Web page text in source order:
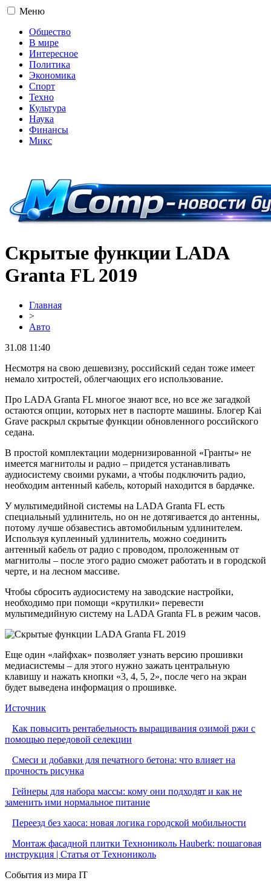
Меню
Общество
В мире
Интересное
Политика
Экономика
Спорт
Техно
Культура
Наука
Финансы
Микс
Скрытые функции LADA
Granta FL 2019
Главная
>
Авто
31.08 11:40
Несмотря на свою дешевизну, российский седан тоже имеет
немало хитростей, облегчающих его использование.
Про LADA Granta FL многое знают все, но все же загадкой
остаются опции, которых нет в паспорте машины. Блогер Kai
Grave раскрыл скрытые функции обновленного российского
седана.
В простой комплектации модернизированной «Гранты» не
имеется магнитолы и радио – придется устанавливать
аудиосистему своими руками, а чтобы подключить радио,
необходим антенный кабель, который находится в бардачке.
У мультимедийной системы на LADA Granta FL есть
специальный удлинитель, но он не дотягивается до антенны,
потому лучше обзавестись автомобильным удлинителем.
Используя купленный удлинитель, можно соединить
антенный кабель от радио с проводом, проложенным от
магнитолы – после этого радио сможет работать и в городской
черте, и на лесном массиве.
Чтобы сбросить аудиосистему на заводские настройки,
необходимо при помощи «крутилки» перевести
мультимедийную систему на LADA Granta FL в режим часов.
Еще один «лайфхак» позволяет узнать версию прошивки
медиасистемы – для этого нужно зажать центральную
клавишу и нажать кнопки «3, 4, 5, 2», после чего на экран
будет выведена информация о прошивке.
Источник
Как повысить рентабельность выращивания озимой ржи с
помощью передовой селекции
Смеси и добавки для печатного бетона: что влияет на
прочность рисунка
Гейнеры для набора массы: кому они подходят и как не
заменить ими нормальное питание
Переезд без хаоса: новая логика городской мобильности
Монтаж фасадной плитки Технониколь Hauberk: пошаговая
инструкция | Статья от Технониколь
События из мира IT